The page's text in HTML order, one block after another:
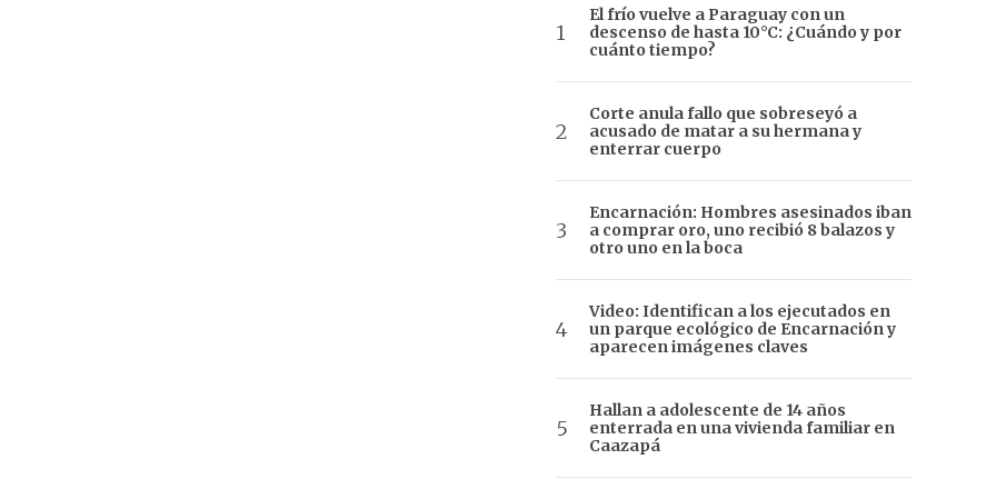
El frío vuelve a Paraguay con un
descenso de hasta 10°C: ¿Cuándo y por
cuánto tiempo?
Corte anula fallo que sobreseyó a
acusado de matar a su hermana y
enterrar cuerpo
Encarnación: Hombres asesinados iban
a comprar oro, uno recibió 8 balazos y
otro uno en la boca
Video: Identifican a los ejecutados en
un parque ecológico de Encarnación y
aparecen imágenes claves
Hallan a adolescente de 14 años
enterrada en una vivienda familiar en
Caazapá